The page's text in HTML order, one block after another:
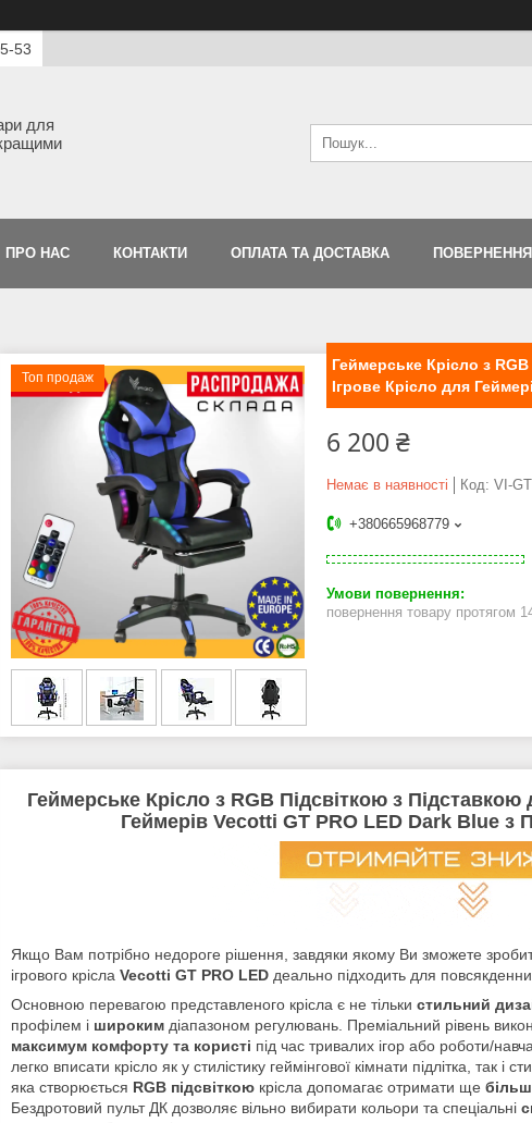
53
для
ПРО НАС КОНТАКТИ ОПЛАТА ТА ДОСТАВКА
Топ продаж
Геймерське Крісло з
Ігрове Крісло для
6 200 ₴
Немає в наявності Код: VI-
+380665968779
повернення товару протягом
Геймерське Крісло з RGB Підсвіткою з
Геймерів Vecotti GT PRO LED Dark Blue з
Якщо Вам потрібно недороге рішення, завдяки якому Ви зможете
ігрового крісла Vecotti GT PRO LED деально підходить для
Основною перевагою представленого крісла є не тільки стильний
профілем і широким діапазоном регулювань. Преміальний рівень
максимум комфорту та користі під час тривалих ігор або роботи/
легко вписати крісло як у стилістику геймінгової кімнати підлітка, так і
яка створюється RGB підсвіткою крісла допомагає отримати ще більш
Бездротовий пульт ДК дозволяє вільно вибирати кольори та спеціальні